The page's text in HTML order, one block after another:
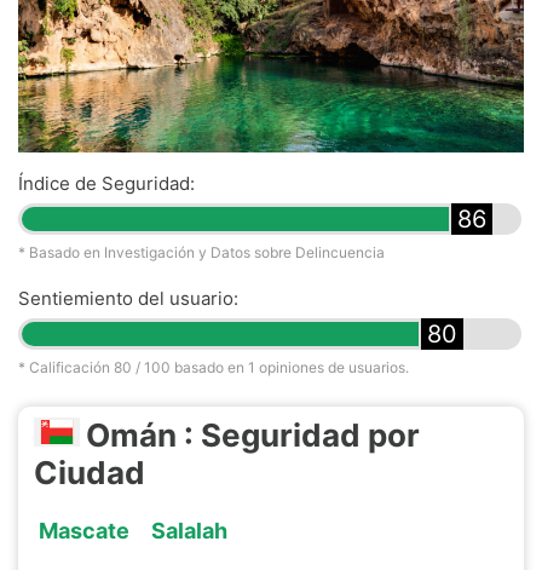
Índice de Seguridad:
86
* Basado en Investigación y Datos sobre Delincuencia
Sentiemiento del usuario:
80
* Calificación 80 / 100 basado en 1 opiniones de usuarios.
Omán : Seguridad por
Ciudad
Mascate Salalah